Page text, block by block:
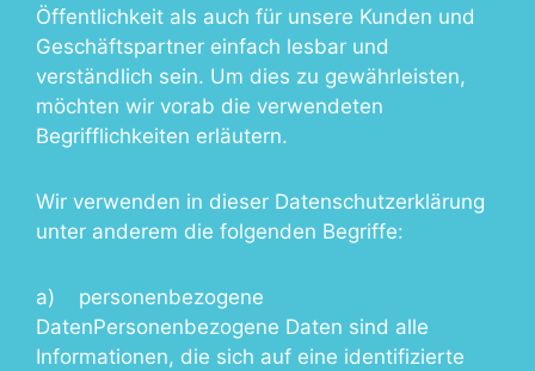
Öffentlichkeit als auch für unsere Kunden und
Geschäftspartner einfach lesbar und
verständlich sein. Um dies zu gewährleisten,
möchten wir vorab die verwendeten
Begrifflichkeiten erläutern.
Wir verwenden in dieser Datenschutzerklärung
unter anderem die folgenden Begriffe:
a) personenbezogene
DatenPersonenbezogene Daten sind alle
Informationen, die sich auf eine identifizierte